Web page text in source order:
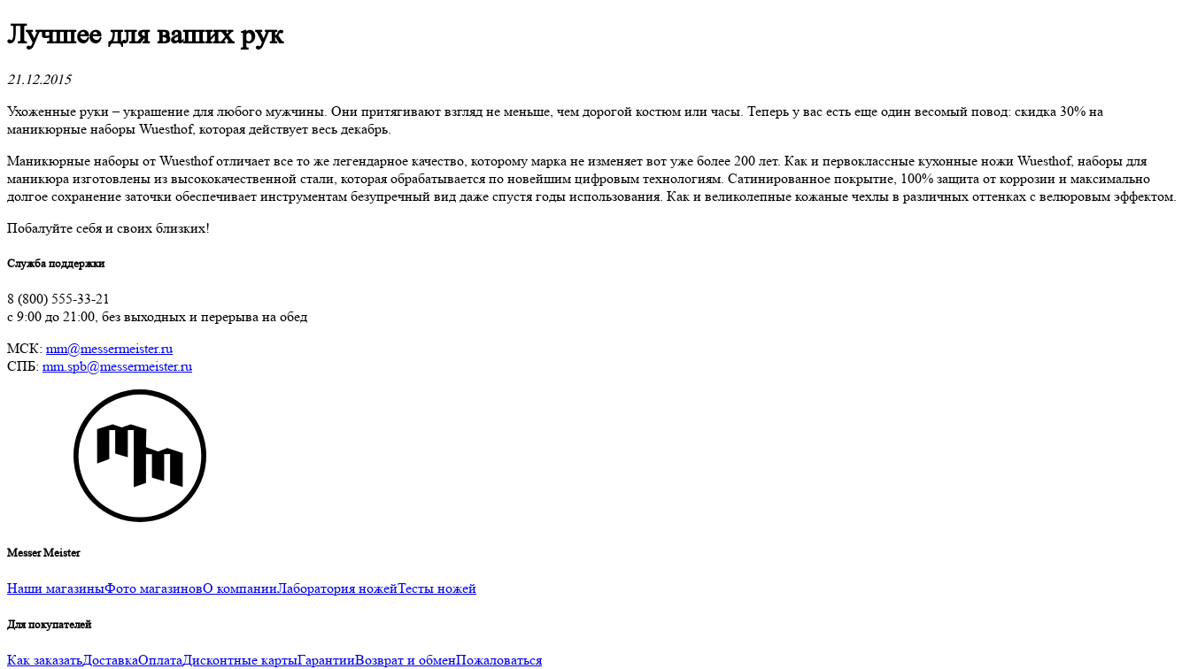
​Лучшее для ваших рук
21.12.2015
Ухоженные руки – украшение для любого мужчины. Они притягивают взгляд не меньше, чем дорогой костюм или часы. Теперь у вас есть еще один весомый повод: скидка 30% на
маникюрные наборы Wuesthof, которая действует весь декабрь.
Маникюрные наборы от Wuesthof отличает все то же легендарное качество, которому марка не изменяет вот уже более 200 лет. Как и первоклассные кухонные ножи Wuesthof, наборы для
маникюра изготовлены из высококачественной стали, которая обрабатывается по новейшим цифровым технологиям. Сатинированное покрытие, 100% защита от коррозии и максимально
долгое сохранение заточки обеспечивает инструментам безупречный вид даже спустя годы использования. Как и великолепные кожаные чехлы в различных оттенках с велюровым эффектом.
Побалуйте себя и своих близких!
Служба поддержки
8 (800) 555-33-21
с 9:00 до 21:00, без выходных и перерыва на обед
МСК: mm@messermeister.ru
СПБ: mm.spb@messermeister.ru
Messer Meister
Наши магазиныФото магазиновО компанииЛаборатория ножейТесты ножей
Для покупателей
Как заказатьДоставкаОплатаДисконтные картыГарантииВозврат и обменПожаловаться